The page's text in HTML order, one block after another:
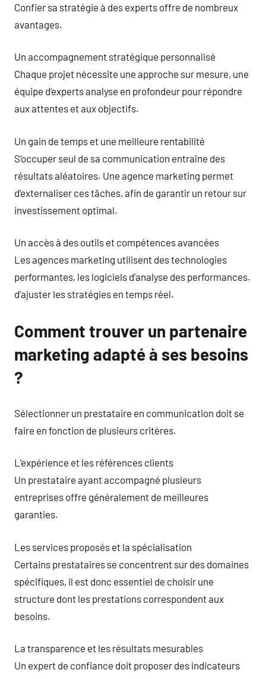
Confier sa stratégie à des experts offre de nombreux
avantages.
Un accompagnement stratégique personnalisé
Chaque projet nécessite une approche sur mesure, une
équipe d’experts analyse en profondeur pour répondre
aux attentes et aux objectifs.
Un gain de temps et une meilleure rentabilité
S’occuper seul de sa communication entraîne des
résultats aléatoires. Une agence marketing permet
d’externaliser ces tâches, afin de garantir un retour sur
investissement optimal.
Un accès à des outils et compétences avancées
Les agences marketing utilisent des technologies
performantes, les logiciels d’analyse des performances.
d’ajuster les stratégies en temps réel.
Comment trouver un partenaire
marketing adapté à ses besoins
?
Sélectionner un prestataire en communication doit se
faire en fonction de plusieurs critères.
L’expérience et les références clients
Un prestataire ayant accompagné plusieurs
entreprises offre généralement de meilleures
garanties.
Les services proposés et la spécialisation
Certains prestataires se concentrent sur des domaines
spécifiques, il est donc essentiel de choisir une
structure dont les prestations correspondent aux
besoins.
La transparence et les résultats mesurables
Un expert de confiance doit proposer des indicateurs